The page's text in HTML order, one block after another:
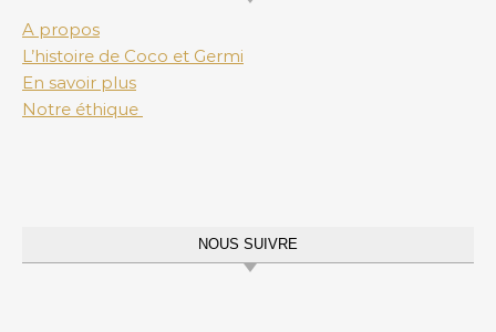
A propos
L’histoire de Coco et Germi
En savoir plus
Notre éthique
NOUS SUIVRE